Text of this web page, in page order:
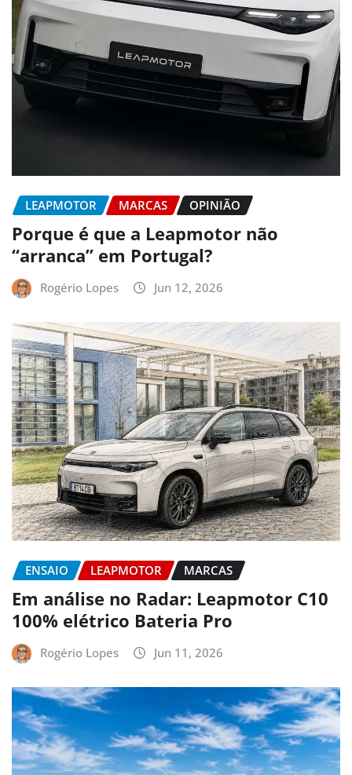
LEAPMOTOR MARCAS OPINIÃO
Porque é que a Leapmotor não
“arranca” em Portugal?
Rogério Lopes Jun 12, 2026
ENSAIO LEAPMOTOR MARCAS
Em análise no Radar: Leapmotor C10
100% elétrico Bateria Pro
Rogério Lopes Jun 11, 2026